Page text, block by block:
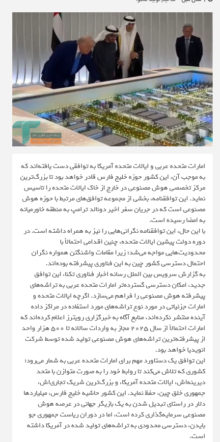
امارات متحده عربی و ایالات متحده آمریکا به توافقی دست یافته‌اند که
به موجب آن، این کشور حوزه خلیج فارس قادر خواهد بود تا بزرگ‌ترین
مرکز تخصصی هوش مصنوعی در خارج از خاک ایالات متحده را تاسیس
نماید. این توافقنامه، بخشی از مجموعه توافق‌های مرتبط با حوزه هوش
مصنوعی است که در جریان سفر اخیر دونالد ترامپ به منطقه خاورمیانه
به امضا رسیده است.
با این حال، این توافقنامه نگرانی‌هایی را نیز به همراه داشته است. در
دوره دولت پیشین ایالات متحده، چنین اقدامی احتمالاً با
محدودیت‌هایی مواجه می‌شد؛ زیرا مقامات واشنگتن همواره نگران
احتمال دسترسی کشور چین به این فناوری پیشرفته بوده‌اند.
به گزارش سرویس بین الملل رسانه اخبار فناوری تکنا، این توافق
جدید، امکان دسترسی گسترده‌تر امارات متحده عربی به تراشه‌های
پیشرفته هوش مصنوعی را فراهم می‌سازد. اگرچه ایالات متحده و
امارات جزئیاتی در مورد نوع تراشه‌های مورد استفاده در مراکز داده
آینده منتشر نکرده‌اند، منابع آگاه به خبرگزاری رویترز اعلام کرده‌اند که
امارات احتمالاً از سال ۲۰۲۵ مجاز به واردات سالانه تا ۵۰۰ هزار واحد
از پیشرفته‌ترین تراشه‌های هوش مصنوعی تولید شده توسط شرکت
انویدیا خواهد بود.
این توافق یک دستاورد مهم برای امارات متحده عربی به شمار می‌رود؛
کشوری که تلاش می‌کند تا روابط خود را به صورت متوازن با متحد
دیرینه‌اش، ایالات متحده آمریکا، و بزرگ‌ترین شریک تجاری‌اش،
جمهوری خلق چین، حفظ نماید. این کشور حاشیه خلیج فارس، میلیاردها
دلار در راستای تبدیل شدن به یک بازیگر جهانی در عرصه هوش
مصنوعی سرمایه‌گذاری کرده است، اما در دوران ریاست جمهوری جو
بایدن، دسترسی محدودی به تراشه‌های تولید شده در آمریکا داشته
است.